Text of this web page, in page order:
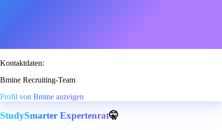
Kontaktdaten:
Bmine Recruiting-Team
Profil von Bmine anzeigen
StudySmarter Expertenrat🤫